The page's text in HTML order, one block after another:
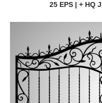
25 EPS | + HQ